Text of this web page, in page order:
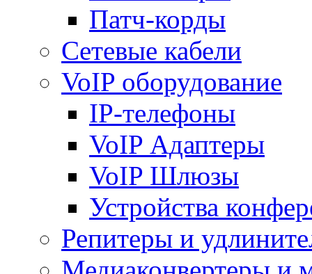
Патч-корды
Сетевые кабели
VoIP оборудование
IP-телефоны
VoIP Адаптеры
VoIP Шлюзы
Устройства
Репитеры и